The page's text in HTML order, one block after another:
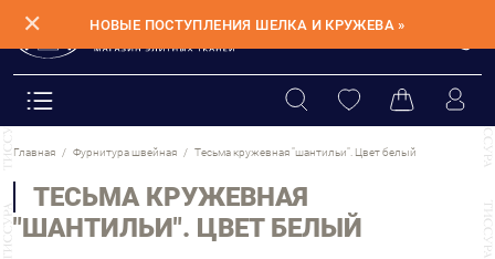
✕ НОВЫЕ ПОСТУПЛЕНИЯ ШЕЛКА И КРУЖЕВА »
Главная Фурнитура швейная Тесьма кружевная "шантильи". Цвет белый
ТЕСЬМА КРУЖЕВНАЯ
"ШАНТИЛЬИ". ЦВЕТ БЕЛЫЙ